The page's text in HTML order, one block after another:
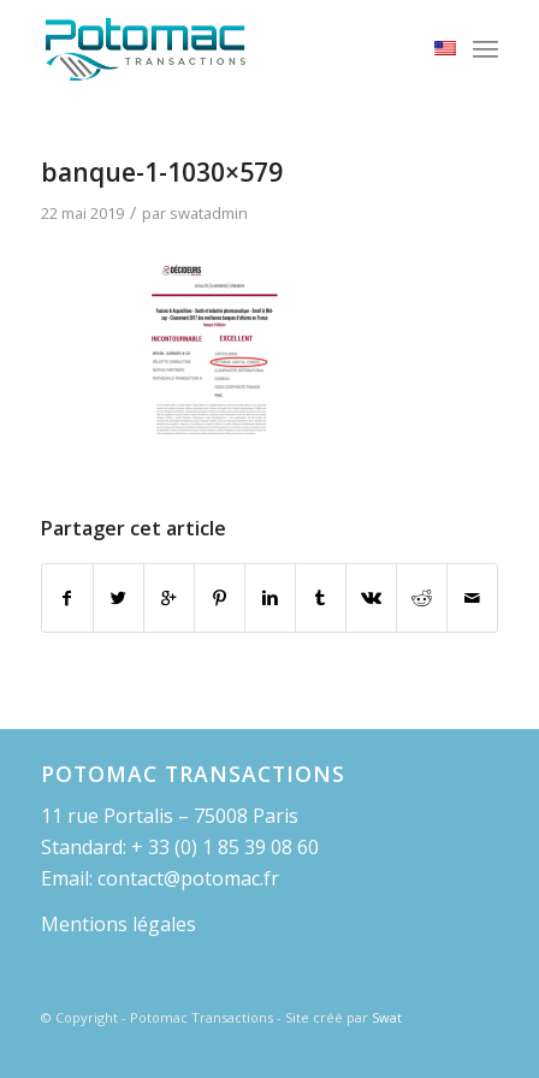
banque-1-1030×579
22 mai 2019 / par swatadmin
Partager cet article
POTOMAC TRANSACTIONS
11 rue Portalis – 75008 Paris
Standard: + 33 (0) 1 85 39 08 60
Email: contact@potomac.fr
Mentions légales
© Copyright - Potomac Transactions - Site créé par Swat